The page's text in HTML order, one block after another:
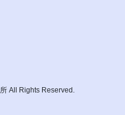
All Rights Reserved.